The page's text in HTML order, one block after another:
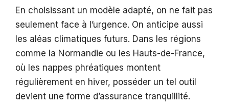
En choisissant un modèle adapté, on ne fait pas
seulement face à l’urgence. On anticipe aussi
les aléas climatiques futurs. Dans les régions
comme la Normandie ou les Hauts-de-France,
où les nappes phréatiques montent
régulièrement en hiver, posséder un tel outil
devient une forme d’assurance tranquillité.